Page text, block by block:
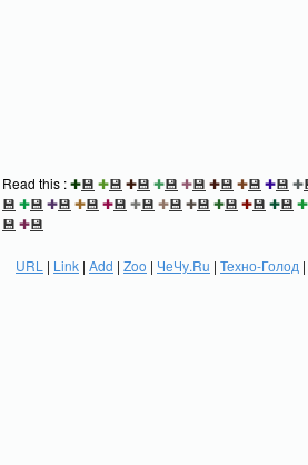
Read this :✚💾 ✚💾 ✚💾 ✚💾 ✚💾 ✚💾 ✚💾 ✚💾 ✚
💾 ✚💾 ✚💾 ✚💾 ✚💾 ✚💾 ✚💾 ✚💾 ✚💾 ✚💾 ✚💾 ✚
💾 ✚💾
URL | Link | Add | Zoo | ЧеЧу.Ru | Техно-Голод |